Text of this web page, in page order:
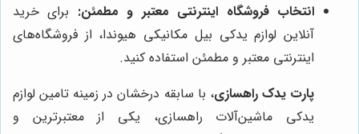
انتخاب فروشگاه اینترنتی معتبر و مطمئن: برای خرید
آنلاین لوازم یدکی بیل مکانیکی هیوندا، از فروشگاه‌های
اینترنتی معتبر و مطمئن استفاده کنید.
پارت یدک راهسازی، با سابقه درخشان در زمینه تامین لوازم
یدکی ماشین‌آلات راهسازی، یکی از معتبرترین و